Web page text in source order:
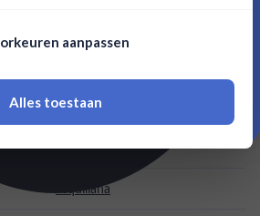
zijn
Mexico
7350056240077
Tequiliana
aanpassen
Alles toestaan